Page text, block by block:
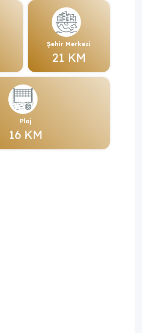
Şehir Merkezi
21 KM
Plaj
16 KM